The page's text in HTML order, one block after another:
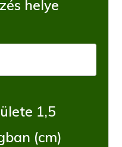
helye
1,5
(cm)